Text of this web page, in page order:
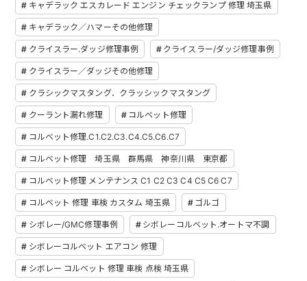
キャデラック エスカレード エンジン チェックランプ 修理 埼玉県
キャデラック／ハマーその他修理
クライスラー.ダッジ修理事例 クライスラー/ダッジ修理事例
クライスラー／ダッジその他修理
クラシックマスタング．クラッシックマスタング
クーラント漏れ修理 コルベット修理
コルベット修理.C1.C2.C3.C4.C5.C6.C7
コルベット修理 埼玉県 群馬県 神奈川県 東京都
コルベット修理 メンテナンス C1 C2 C3 C4 C5 C6 C7
コルベット 修理 車検 カスタム 埼玉県 ゴルゴ
シボレー/GMC修理事例 シボレーコルベット.オートマ不調
シボレーコルベット エアコン 修理
シボレー コルベット 修理 車検 点検 埼玉県